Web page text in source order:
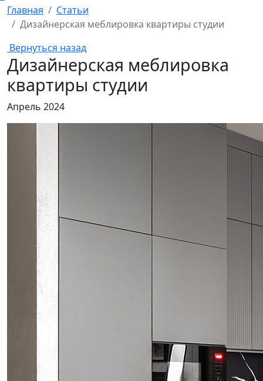
Главная
Статьи
Дизайнерская меблировка квартиры студии
Вернуться назад
Дизайнерская меблировка
квартиры студии
Апрель 2024